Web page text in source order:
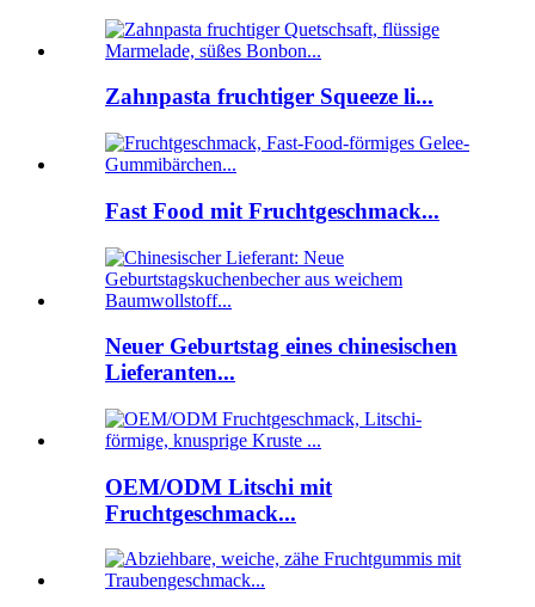
Zahnpasta fruchtiger Squeeze li...
Fast Food mit Fruchtgeschmack...
Neuer Geburtstag eines chinesischen
Lieferanten...
OEM/ODM Litschi mit
Fruchtgeschmack...